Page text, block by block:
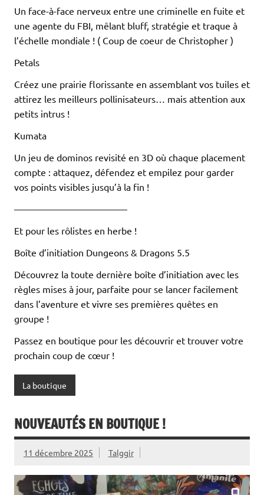
Un face-à-face nerveux entre une criminelle en fuite et
une agente du FBI, mêlant bluff, stratégie et traque à
l’échelle mondiale ! ( Coup de coeur de Christopher )
Petals
Créez une prairie florissante en assemblant vos tuiles et
attirez les meilleurs pollinisateurs… mais attention aux
petits intrus !
Kumata
Un jeu de dominos revisité en 3D où chaque placement
compte : attaquez, défendez et empilez pour garder
vos points visibles jusqu’à la fin !
————————————
Et pour les rôlistes en herbe !
Boîte d’initiation Dungeons & Dragons 5.5
Découvrez la toute dernière boîte d’initiation avec les
règles mises à jour, parfaite pour se lancer facilement
dans l’aventure et vivre ses premières quêtes en
groupe !
Passez en boutique pour les découvrir et trouver votre
prochain coup de cœur !
La boutique
NOUVEAUTÉS EN BOUTIQUE !
11 décembre 2025 Talggir